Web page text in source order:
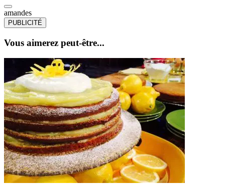
amandes
PUBLICITÉ
Vous aimerez peut-être...